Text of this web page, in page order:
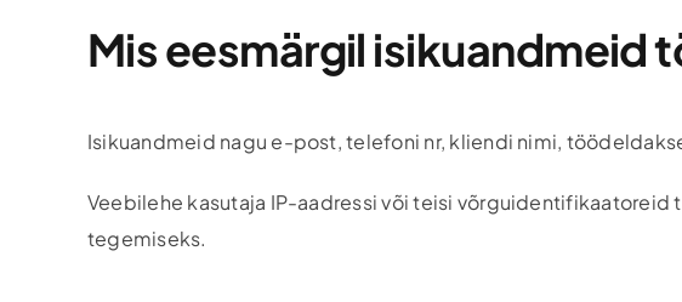
Mis eesmärgil isikuandmeid
Isikuandmeid nagu e-post, telefoni nr, kliendi nimi,
Veebilehe kasutaja IP-aadressi või teisi
tegemiseks.